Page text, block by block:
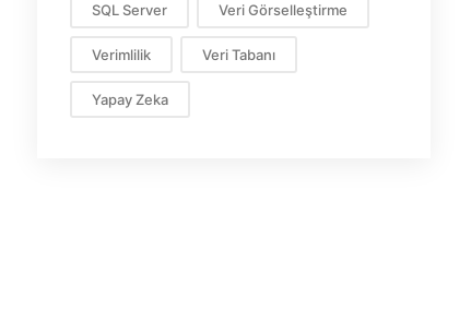
SQL Server Veri Görselleştirme
Verimlilik Veri Tabanı
Yapay Zeka